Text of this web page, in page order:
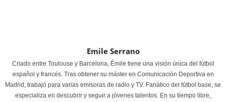
Emile Serrano
Criado entre Toulouse y Barcelona, Émile tiene una visión única del fútbol
español y francés. Tras obtener su máster en Comunicación Deportiva en
Madrid, trabajó para varias emisoras de radio y TV. Fanático del fútbol base, se
especializa en descubrir y seguir a jóvenes talentos. En su tiempo libre,